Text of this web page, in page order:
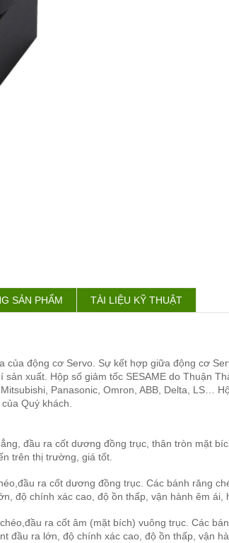
SẢN PHẨM TÀI LIỆU KỸ THUẬT
động cơ Servo. Sự kết hợp giữa động cơ
xuất. Hộp số giảm tốc SESAME do Thuận
Panasonic, Omron, ABB, Delta, LS…
Quý khách.
đầu ra cốt dương đồng trục, thân tròn mặt
trên thị trường, giá tốt.
ra cốt dương đồng trục. Các bánh răng
độ chính xác cao, độ ồn thấp, vận hành êm ái,
ra cốt âm (mặt bích) vuông trục. Các
đầu ra lớn, độ chính xác cao, độ ồn thấp, vận